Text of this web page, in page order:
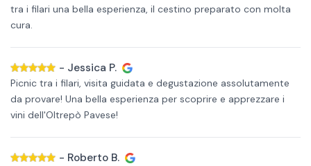
tra i filari una bella esperienza, il cestino preparato con molta
cura.
- Jessica P.
Picnic tra i filari, visita guidata e degustazione assolutamente
da provare! Una bella esperienza per scoprire e apprezzare i
vini dell'Oltrepò Pavese!
- Roberto B.